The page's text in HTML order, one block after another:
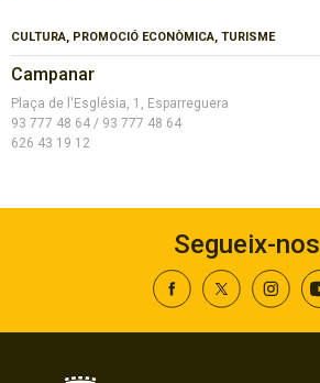
CULTURA, PROMOCIÓ ECONÒMICA, TURISME
Campanar
Plaça de l'Església, 1, Esparreguera
93 777 48 64 / 93 777 48 64
626 43 19 12
Segueix-nos